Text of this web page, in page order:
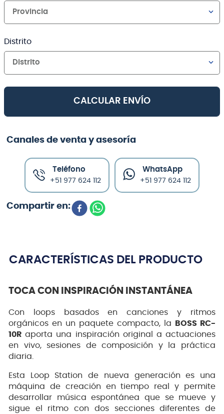
Provincia
Distrito
Distrito
CALCULAR ENVÍO
Canales de venta y asesoría
Teléfono
+51 977 624 112
WhatsApp
+51 977 624 112
CARACTERÍSTICAS DEL PRODUCTO
TOCA CON INSPIRACIÓN INSTANTÁNEA
Con loops basados en canciones y ritmos
orgánicos en un paquete compacto, la
BOSS RC-
10R aporta una inspiración original a actuaciones
en vivo, sesiones de composición y la práctica
diaria.
Esta Loop Station de nueva generación es una
máquina de creación en tiempo real y permite
desarrollar música espontánea que se mueve y
sigue el ritmo con dos secciones diferentes de